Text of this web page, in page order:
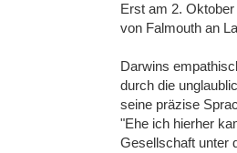
Erst am 2.
von Falmouth an
Darwins
durch die
seine präzise
"Ehe ich hierher
Gesellschaft unter